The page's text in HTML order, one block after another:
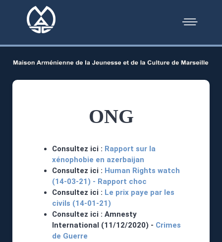
ONG
Consultez ici : Rapport sur la
xénophobie en azerbaijan
Consultez ici : Human Rights watch
(14-03-21) - Rapport choc
Consultez ici : Le prix paye par les
civils (14-01-21)
Consultez ici : Amnesty
International (11/12/2020) - Crimes
de Guerre